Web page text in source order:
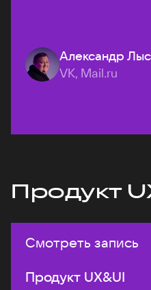
Александр
VK, Mail.ru
Продукт
Смотреть запись
Продукт UX&UI